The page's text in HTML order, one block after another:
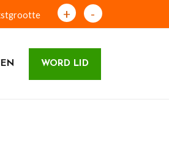
+ -
WORD LID